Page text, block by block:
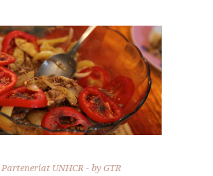
Parteneriat UNHCR byGTR